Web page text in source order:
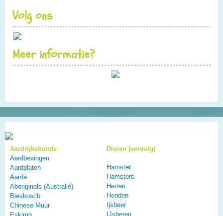
Volg ons
Meer informatie?
Aardrijkskunde
Aardbevingen
Aardplaten
Aarde
Aboriginals (Australië)
Biesbosch
Chinese Muur
Dieren (vervolg)
Hamster
Hamsters
Herten
Honden
Ijsbeer
IJsberen